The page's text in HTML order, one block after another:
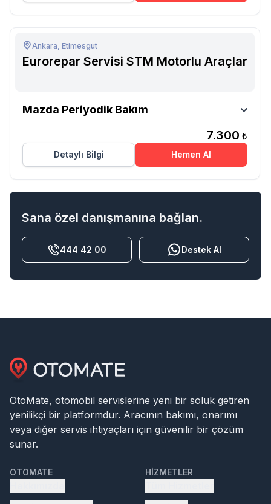
Ankara, Etimesgut
Eurorepar Servisi STM Motorlu Araçlar
Mazda Periyodik Bakım
7.300 ₺
Detaylı Bilgi
Hemen Al
Sana özel danışmanına bağlan.
444 42 00 Destek Al
OtoMate, otomobil servislerine yeni bir soluk getiren
yenilikçi bir platformdur. Aracının bakımı, onarımı
veya diğer servis ihtiyaçları için güvenilir bir çözüm
sunar.
OTOMATE HIZMETLER